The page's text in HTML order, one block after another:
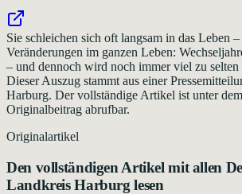
Sie schleichen sich oft langsam in das Leben
Veränderungen im ganzen Leben:
– und dennoch wird noch immer viel zu selten
Dieser Auszug stammt aus einer
Harburg. Der vollständige Artikel ist unter
Originalbeitrag abrufbar.
Originalartikel
Den vollständigen Artikel mit allen
Landkreis Harburg lesen